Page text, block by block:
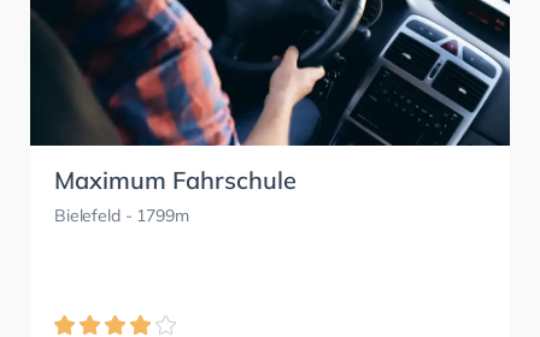
Maximum Fahrschule
Bielefeld- 1799m